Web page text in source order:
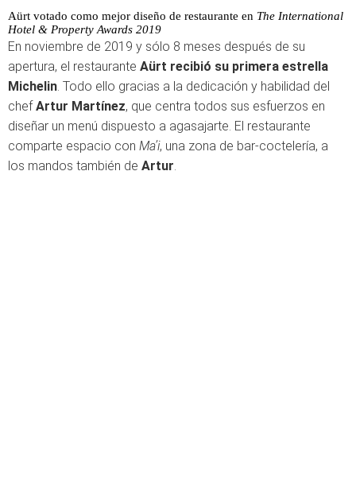
Aürt votado como mejor diseño de restaurante en The International
Hotel & Property Awards 2019
En noviembre de 2019 y sólo 8 meses después de su
apertura, el restaurante Aürt recibió su primera estrella
Michelin. Todo ello gracias a la dedicación y habilidad del
chefArtur Martínez, que centra todos sus esfuerzos en
diseñar un menú dispuesto a agasajarte. El restaurante
comparte espacio con Ma’i, una zona de bar-coctelería, a
los mandos también de Artur.